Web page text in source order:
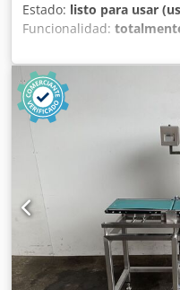
Estado: listo para usar
Funcionalidad:
características disponible
para materiales a granel
FARINA – año de
t/h – saco de 30 kg –
Máquina en
preparada para la venta.
transporte. Dedpeyq N